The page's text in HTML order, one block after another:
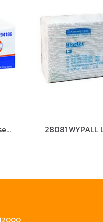
94186 WYPALL L30 Embossed Wipers